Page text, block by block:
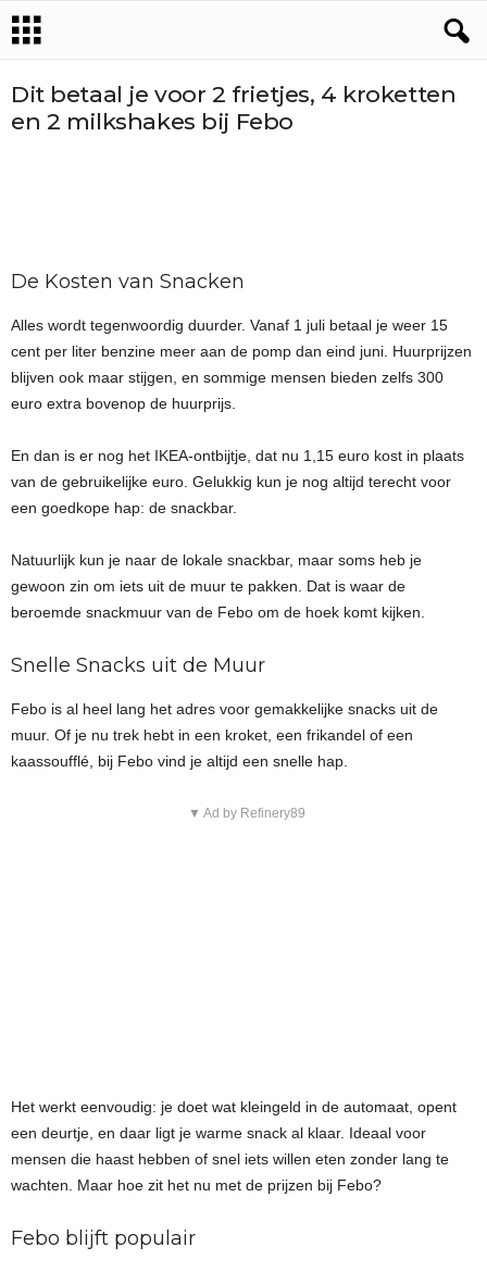
Dit betaal je voor 2 frietjes, 4 kroketten
en 2 milkshakes bij Febo
De Kosten van Snacken
Alles wordt tegenwoordig duurder. Vanaf 1 juli betaal je weer 15
cent per liter benzine meer aan de pomp dan eind juni. Huurprijzen
blijven ook maar stijgen, en sommige mensen bieden zelfs 300
euro extra bovenop de huurprijs.
En dan is er nog het IKEA-ontbijtje, dat nu 1,15 euro kost in plaats
van de gebruikelijke euro. Gelukkig kun je nog altijd terecht voor
een goedkope hap: de snackbar.
Natuurlijk kun je naar de lokale snackbar, maar soms heb je
gewoon zin om iets uit de muur te pakken. Dat is waar de
beroemde snackmuur van de Febo om de hoek komt kijken.
Snelle Snacks uit de Muur
Febo is al heel lang het adres voor gemakkelijke snacks uit de
muur. Of je nu trek hebt in een kroket, een frikandel of een
kaassoufflé, bij Febo vind je altijd een snelle hap.
▼ Ad by Refinery89
Het werkt eenvoudig: je doet wat kleingeld in de automaat, opent
een deurtje, en daar ligt je warme snack al klaar. Ideaal voor
mensen die haast hebben of snel iets willen eten zonder lang te
wachten. Maar hoe zit het nu met de prijzen bij Febo?
Febo blijft populair